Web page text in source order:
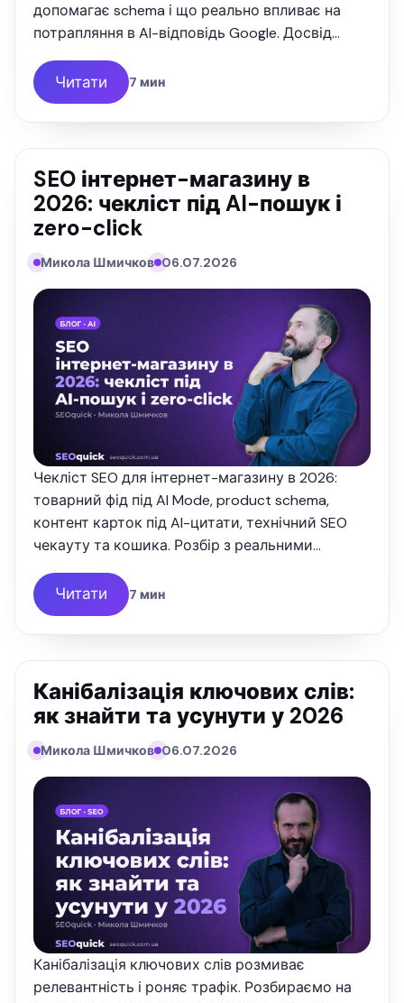
допомагає schema і що реально впливає на
потрапляння в AI-відповідь Google. Досвід
SEOquick.
Читати 7 мин
SEO інтернет-магазину в
2026: чекліст під AI-пошук і
zero-click
Микола Шмичков 06.07.2026
Чекліст SEO для інтернет-магазину в 2026:
товарний фід під AI Mode, product schema,
контент карток під AI-цитати, технічний SEO
чекауту та кошика. Розбір з реальними
Читати 7 мин
Канібалізація ключових слів:
як знайти та усунути у 2026
Микола Шмичков 06.07.2026
Канібалізація ключових слів розмиває
релевантність і роняє трафік. Розбираємо на